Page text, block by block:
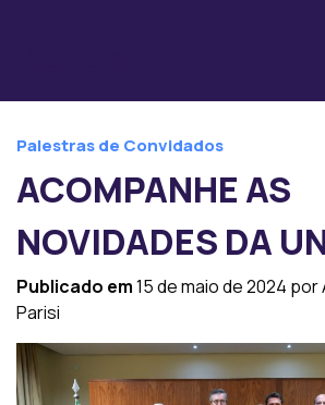
Palestras de Convidados
ACOMPANHE AS
NOVIDADES DA
Publicado em15 de maio de 2024 por
Parisi